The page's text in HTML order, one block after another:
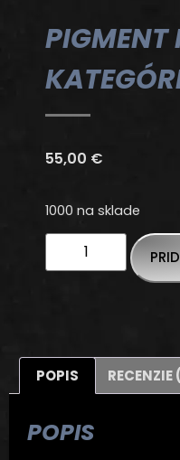
PIGMENT
55,00 €
1000 na sklade
POPIS
POPIS